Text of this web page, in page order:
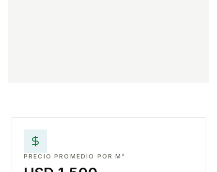
PRECIO PROMEDIO POR M²